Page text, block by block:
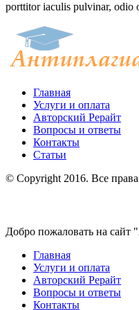
porttitor iaculis pulvinar, odio
Главная
Услуги и оплата
Авторский Рерайт
Вопросы и ответы
Контакты
Статьи
© Copyright 2016. Все
Добро пожаловать на сайт
Главная
Услуги и оплата
Авторский Рерайт
Вопросы и ответы
Контакты